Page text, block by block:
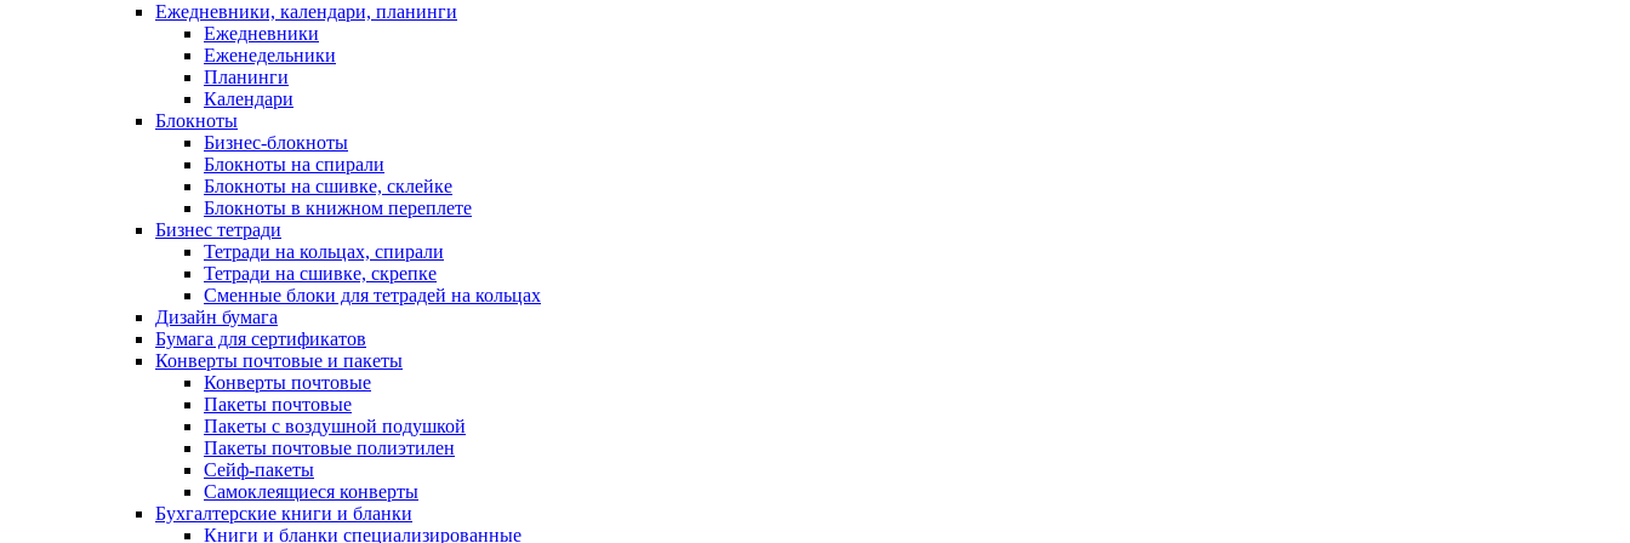
Ежедневники, календари, планинги
Ежедневники
Еженедельники
Планинги
Календари
Блокноты
Бизнес-блокноты
Блокноты на спирали
Блокноты на сшивке, склейке
Блокноты в книжном переплете
Бизнес тетради
Тетради на кольцах, спирали
Тетради на сшивке, скрепке
Сменные блоки для тетрадей на кольцах
Дизайн бумага
Бумага для сертификатов
Конверты почтовые и пакеты
Конверты почтовые
Пакеты почтовые
Пакеты с воздушной подушкой
Пакеты почтовые полиэтилен
Сейф-пакеты
Самоклеящиеся конверты
Бухгалтерские книги и бланки
Книги и бланки специализированные